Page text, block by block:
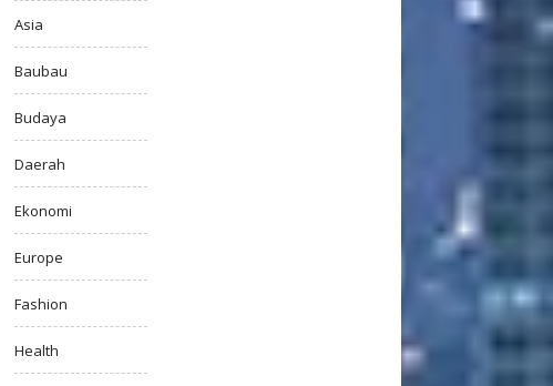
Asia
Baubau
Budaya
Daerah
Ekonomi
Europe
Fashion
Health